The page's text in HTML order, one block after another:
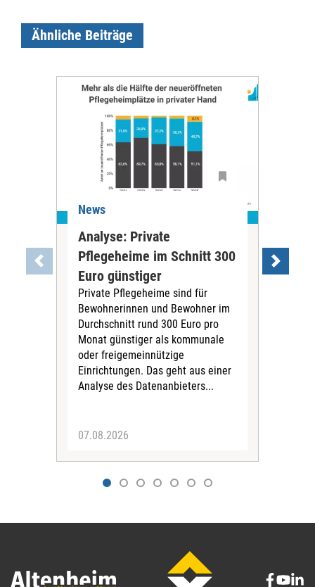
Ähnliche Beiträge
News
Analyse: Private
Pflegeheime im Schnitt 300
Euro günstiger
Private Pflegeheime sind für
Bewohnerinnen und Bewohner im
Durchschnitt rund 300 Euro pro
Monat günstiger als kommunale
oder freigemeinnützige
Einrichtungen. Das geht aus einer
Analyse des Datenanbieters...
07.08.2026